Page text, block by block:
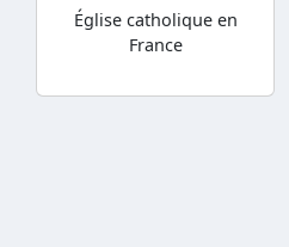
Église catholique en
France